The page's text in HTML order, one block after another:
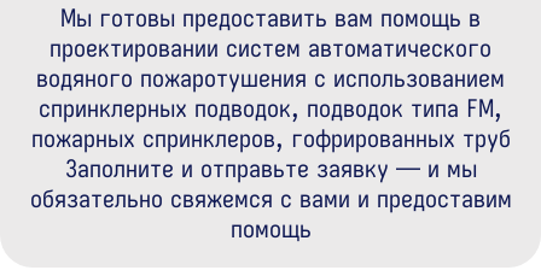
Мы готовы предоставить вам помощь в
проектировании систем автоматического
водяного пожаротушения с использованием
спринклерных подводок, подводок типа FM,
пожарных спринклеров, гофрированных труб
Заполните и отправьте заявку — и мы
обязательно свяжемся с вами и предоставим
помощь